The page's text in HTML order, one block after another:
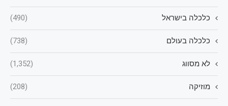
כלכלה בישראל (490)
כלכלה בעולם (738)
לא מסווג (1,352)
מוזיקה (208)